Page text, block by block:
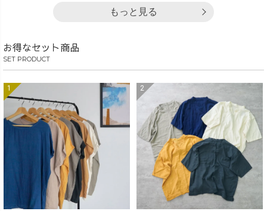
もっと見る
お得なセット商品
SET PRODUCT